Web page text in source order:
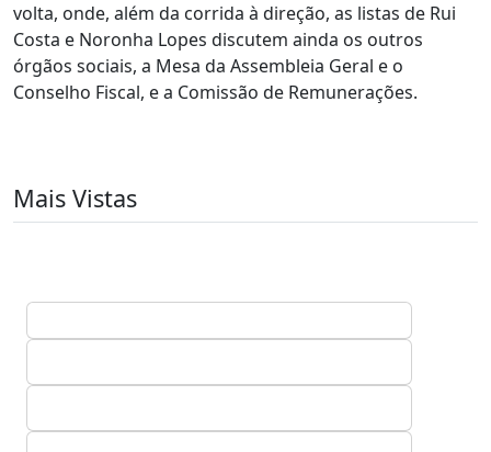
volta, onde, além da corrida à direção, as listas de Rui
Costa e Noronha Lopes discutem ainda os outros
órgãos sociais, a Mesa da Assembleia Geral e o
Conselho Fiscal, e a Comissão de Remunerações.
Mais Vistas